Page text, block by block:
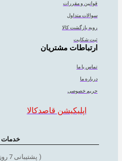
قوانین و مقررات
سوالات متداول
رویه بازگشت کالا
ثبت شکایت
ارتباطات مشتریان
تماس با ما
درباره ما
حریم خصوصی
اپلیکیشن قاصدکالا
خدمات
( پشتیبانی 7 روز هفته 24 ساعته )